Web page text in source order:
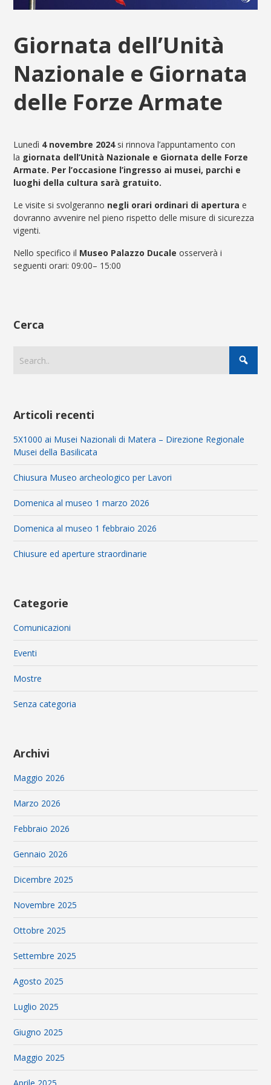
Giornata dell’Unità
Nazionale e Giornata
delle Forze Armate
Lunedì 4 novembre 2024si rinnova l’appuntamento con
la giornata dell’Unità Nazionale e Giornata delle Forze
Armate. Per l’occasione l’ingresso ai musei, parchi e
luoghi della cultura sarà gratuito.
Le visite si svolgeranno negli orari ordinari di apertura e
dovranno avvenire nel pieno rispetto delle misure di sicurezza
vigenti.
Nello specifico il Museo Palazzo Ducale osserverà i
seguenti orari: 09:00– 15:00
Cerca
Articoli recenti
5X1000 ai Musei Nazionali di Matera – Direzione Regionale
Musei della Basilicata
Chiusura Museo archeologico per Lavori
Domenica al museo 1 marzo 2026
Domenica al museo 1 febbraio 2026
Chiusure ed aperture straordinarie
Categorie
Comunicazioni
Eventi
Mostre
Senza categoria
Archivi
Maggio 2026
Marzo 2026
Febbraio 2026
Gennaio 2026
Dicembre 2025
Novembre 2025
Ottobre 2025
Settembre 2025
Agosto 2025
Luglio 2025
Giugno 2025
Maggio 2025